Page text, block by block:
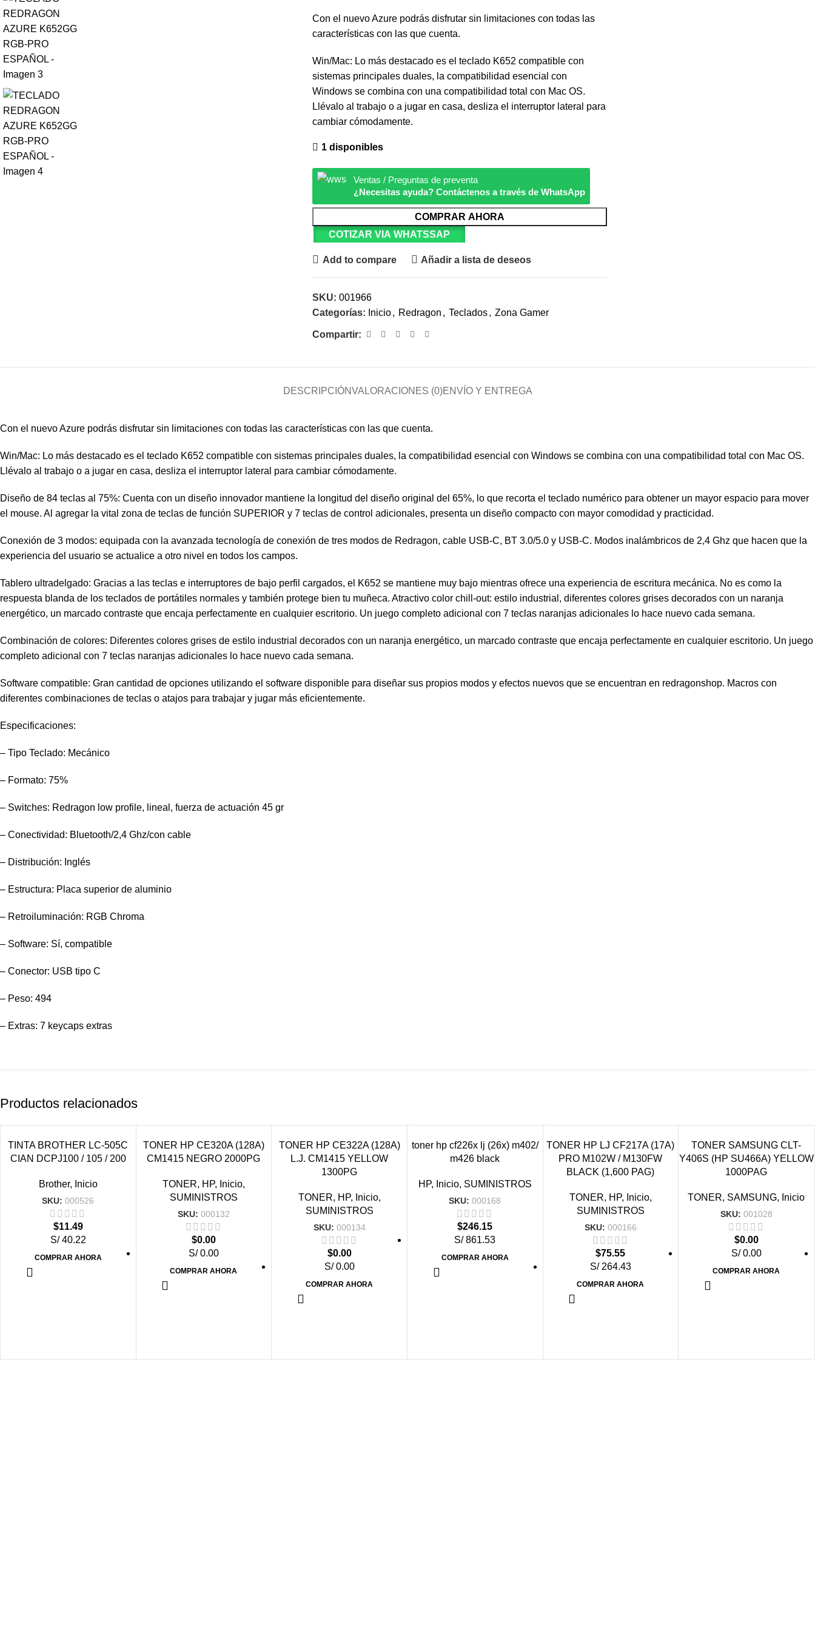
Con el nuevo Azure podrás disfrutar sin limitaciones con todas las
características con las que cuenta.
Win/Mac: Lo más destacado es el teclado K652 compatible con
sistemas principales duales, la compatibilidad esencial con
Windows se combina con una compatibilidad total con Mac OS.
Llévalo al trabajo o a jugar en casa, desliza el interruptor lateral para
cambiar cómodamente.
1 disponibles
Ventas / Preguntas de preventa
¿Necesitas ayuda? Contáctenos a través de WhatsApp
COMPRAR AHORA
COTIZAR VIA WHATSSAP
Add to compare Añadir a lista de deseos
SKU:001966
Categorías: Inicio, Redragon , Teclados, Zona Gamer
Compartir:
DESCRIPCIÓNVALORACIONES (0)ENVÍO Y ENTREGA
Con el nuevo Azure podrás disfrutar sin limitaciones con todas las características con las que cuenta.
Win/Mac: Lo más destacado es el teclado K652 compatible con sistemas principales duales, la compatibilidad esencial con Windows se combina con una compatibilidad total con Mac OS.
Llévalo al trabajo o a jugar en casa, desliza el interruptor lateral para cambiar cómodamente.
Diseño de 84 teclas al 75%: Cuenta con un diseño innovador mantiene la longitud del diseño original del 65%, lo que recorta el teclado numérico para obtener un mayor espacio para mover
el mouse. Al agregar la vital zona de teclas de función SUPERIOR y 7 teclas de control adicionales, presenta un diseño compacto con mayor comodidad y practicidad.
Conexión de 3 modos: equipada con la avanzada tecnología de conexión de tres modos de Redragon, cable USB-C, BT 3.0/5.0 y USB-C. Modos inalámbricos de 2,4 Ghz que hacen que la
experiencia del usuario se actualice a otro nivel en todos los campos.
Tablero ultradelgado: Gracias a las teclas e interruptores de bajo perfil cargados, el K652 se mantiene muy bajo mientras ofrece una experiencia de escritura mecánica. No es como la
respuesta blanda de los teclados de portátiles normales y también protege bien tu muñeca. Atractivo color chill-out: estilo industrial, diferentes colores grises decorados con un naranja
energético, un marcado contraste que encaja perfectamente en cualquier escritorio. Un juego completo adicional con 7 teclas naranjas adicionales lo hace nuevo cada semana.
Combinación de colores: Diferentes colores grises de estilo industrial decorados con un naranja energético, un marcado contraste que encaja perfectamente en cualquier escritorio. Un juego
completo adicional con 7 teclas naranjas adicionales lo hace nuevo cada semana.
Software compatible: Gran cantidad de opciones utilizando el software disponible para diseñar sus propios modos y efectos nuevos que se encuentran en redragonshop. Macros con
diferentes combinaciones de teclas o atajos para trabajar y jugar más eficientemente.
Especificaciones:
– Tipo Teclado: Mecánico
– Formato: 75%
– Switches: Redragon low profile, lineal, fuerza de actuación 45 gr
– Conectividad: Bluetooth/2,4 Ghz/con cable
– Distribución: Inglés
– Estructura: Placa superior de aluminio
– Retroiluminación: RGB Chroma
– Software: Sí, compatible
– Conector: USB tipo C
– Peso: 494
– Extras: 7 keycaps extras
Productos relacionados
VENDIDO
TINTA BROTHER LC-505C
CIAN DCPJ100 / 105 / 200
Brother, Inicio
SKU:000526
$11.49
S/ 40.22
COMPRAR AHORA
VENDIDO
TONER HP CE320A (128A)
CM1415 NEGRO 2000PG
TONER, HP, Inicio,
SUMINISTROS
SKU: 000132
$0.00
S/ 0.00
COMPRAR AHORA
VENDIDO
TONER HP CE322A (128A)
L.J. CM1415 YELLOW
1300PG
TONER, HP, Inicio,
SUMINISTROS
SKU: 000134
$0.00
S/ 0.00
COMPRAR AHORA
VENDIDO
toner hp cf226x lj (26x) m402/
m426 black
HP, Inicio, SUMINISTROS
SKU:000168
$246.15
S/ 861.53
COMPRAR AHORA
VENDIDO
TONER HP LJ CF217A (17A)
PRO M102W / M130FW
BLACK (1,600 PAG)
TONER, HP, Inicio,
SUMINISTROS
SKU: 000166
$75.55
S/ 264.43
COMPRAR AHORA
VENDIDO
TONER SAMSUNG CLT-
Y406S (HP SU466A) YELLOW
1000PAG
TONER, SAMSUNG, Inicio
SKU: 001028
$0.00
S/ 0.00
COMPRAR AHORA